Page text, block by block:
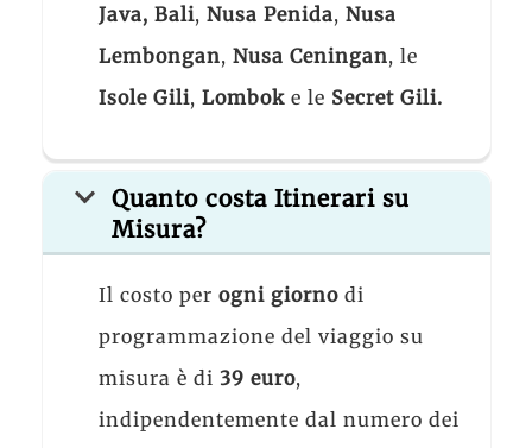
Java, Bali, Nusa Penida, Nusa
Lembongan, Nusa Ceningan, le
Isole Gili, Lombok e le Secret Gili.
Quanto costa Itinerari su
Misura?
Il costo per ogni giornodi
programmazione del viaggio su
misura è di 39 euro,
indipendentemente dal numero dei